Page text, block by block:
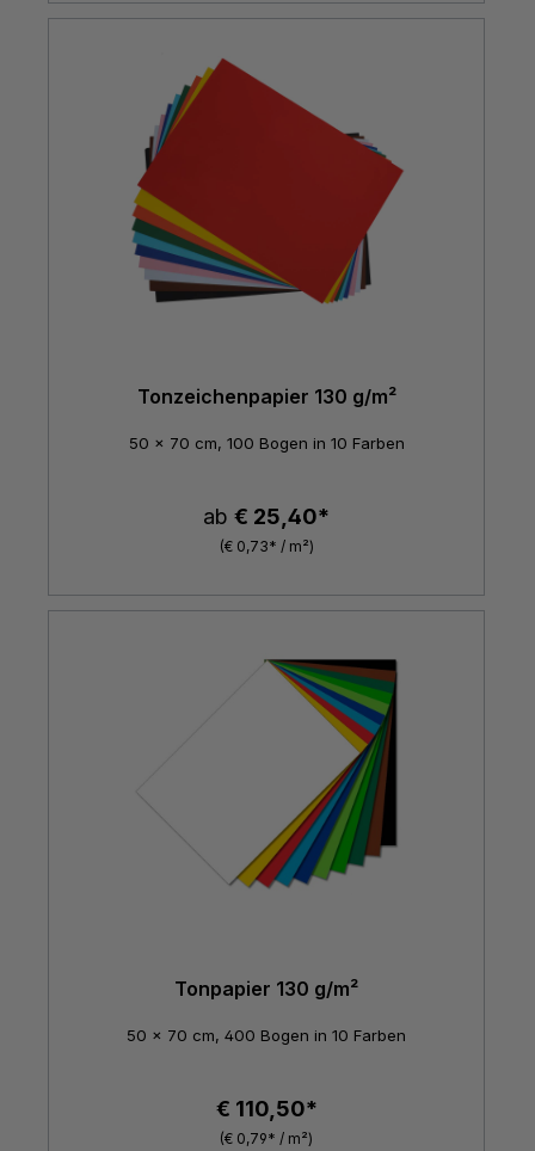
Tonzeichenpapier 130 g/m²
50 x 70 cm, 100 Bogen in 10 Farben
ab € 25,40*
(€ 0,73* / m²)
Tonpapier 130 g/m²
50 x 70 cm, 400 Bogen in 10 Farben
€ 110,50*
(€ 0,79* / m²)